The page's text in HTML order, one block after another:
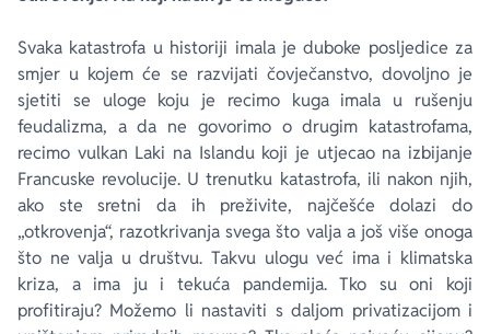
Svaka katastrofa u historiji imala je duboke posljedice za
smjer u kojem će se razvijati čovječanstvo, dovoljno je
sjetiti se uloge koju je recimo kuga imala u rušenju
feudalizma, a da ne govorimo o drugim katastrofama,
recimo vulkan Laki na Islandu koji je utjecao na izbijanje
Francuske revolucije. U trenutku katastrofa, ili nakon njih,
ako ste sretni da ih preživite, najčešće dolazi do
„otkrovenja“, razotkrivanja svega što valja a još više onoga
što ne valja u društvu. Takvu ulogu već ima i klimatska
kriza, a ima ju i tekuća pandemija. Tko su oni koji
profitiraju? Možemo li nastaviti s daljom privatizacijom i